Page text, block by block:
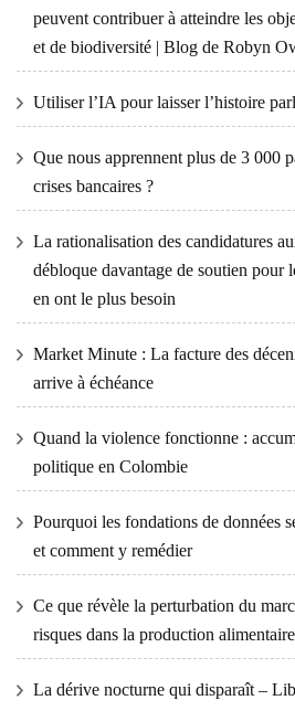
peuvent contribuer à atteindre les
et de biodiversité | Blog de Robyn
Utiliser l’IA pour laisser l’histoire
Que nous apprennent plus de 3 000
crises bancaires ?
La rationalisation des candidatures
débloque davantage de soutien pour
en ont le plus besoin
Market Minute : La facture des
arrive à échéance
Quand la violence fonctionne :
politique en Colombie
Pourquoi les fondations de données
et comment y remédier
Ce que révèle la perturbation du
risques dans la production alimentaire
La dérive nocturne qui disparaît –